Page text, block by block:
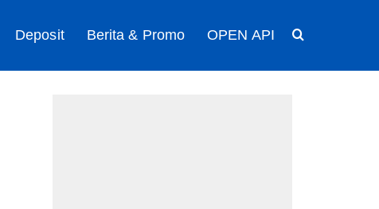
Deposit Berita & Promo OPEN API